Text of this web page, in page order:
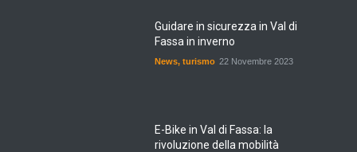
Guidare in sicurezza in Val di
Fassa in inverno
News, turismo 22 Novembre 2023
E-Bike in Val di Fassa: la
rivoluzione della mobilità